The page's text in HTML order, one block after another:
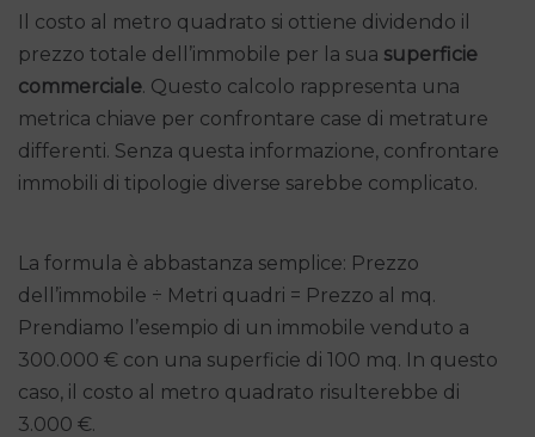
Il costo al metro quadrato si ottiene dividendo il
prezzo totale dell’immobile per la sua superficie
commerciale. Questo calcolo rappresenta una
metrica chiave per confrontare case di metrature
differenti. Senza questa informazione, confrontare
immobili di tipologie diverse sarebbe complicato.
La formula è abbastanza semplice: Prezzo
dell’immobile ÷ Metri quadri = Prezzo al mq.
Prendiamo l’esempio di un immobile venduto a
300.000 € con una superficie di 100 mq. In questo
caso, il costo al metro quadrato risulterebbe di
3.000 €.